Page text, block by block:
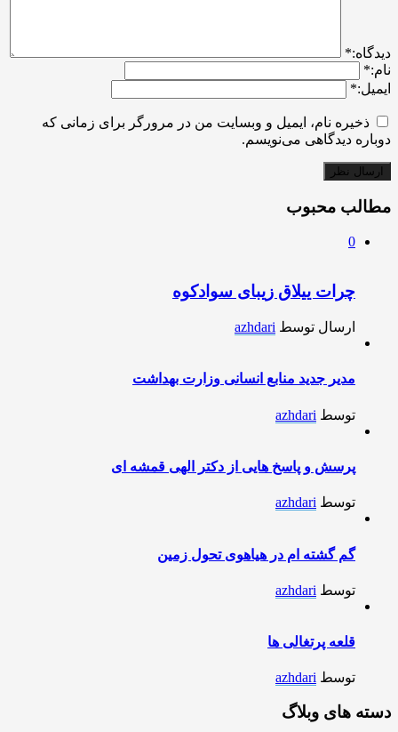
ديدگاه:*
نام:*
ایمیل:*
ذخیره نام، ایمیل و وبسایت من در مرورگر برای زمانی که
دوباره دیدگاهی می‌نویسم.
مطالب محبوب
0
چرات ییلاق زیبای سوادکوه
ارسال توسط azhdari
مدیر جدید منابع انسانی وزارت بهداشت
توسط azhdari
پرسش و پاسخ هایی از دکتر الهی قمشه ای
توسط azhdari
گم گشته ام در هیاهوی تحول زمین
توسط azhdari
قلعه پرتغالی ها
توسط azhdari
دسته های وبلاگ